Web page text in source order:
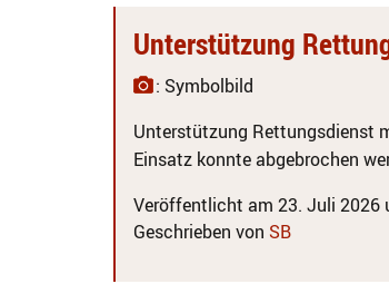
Unterstützung
: Symbolbild
Unterstützung Rettungsdienst
Einsatz konnte abgebrochen
Veröffentlicht am 23. Juli 2026
Geschrieben von SB